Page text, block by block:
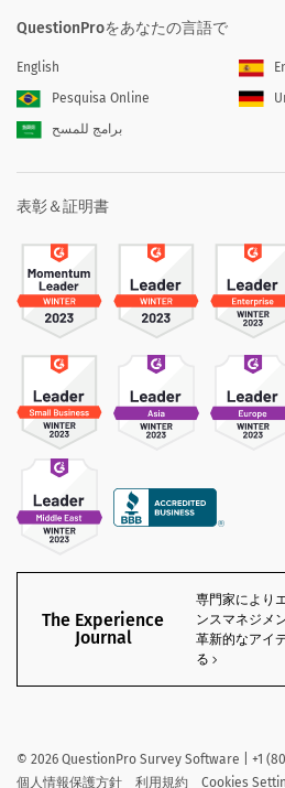
QuestionProをあなたの言語で
English
Pesquisa Online
برامج للمسح
表彰＆証明書
The Experience
Journal
専門家により
ンスマネジメ
革新的なアイ
る
© 2026 QuestionPro Survey Software | +1
個人情報保護方針
利用規約 Cookies